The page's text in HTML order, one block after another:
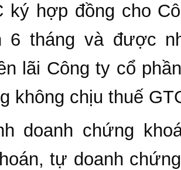
ký hợp đồng cho
6 tháng và được
lãi Công ty cổ
không chịu thuế
doanh chứng
tự doanh